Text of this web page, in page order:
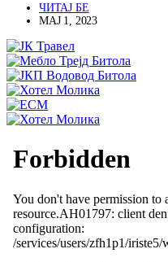
ЧИТАЈ БЕ
МАЈ 1, 2023